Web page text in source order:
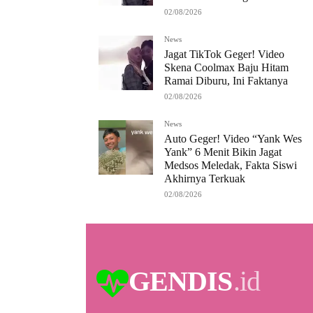
02/08/2026
News
Jagat TikTok Geger! Video
Skena Coolmax Baju Hitam
Ramai Diburu, Ini Faktanya
02/08/2026
News
Auto Geger! Video “Yank Wes
Yank” 6 Menit Bikin Jagat
Medsos Meledak, Fakta Siswi
Akhirnya Terkuak
02/08/2026
GENDIS.id